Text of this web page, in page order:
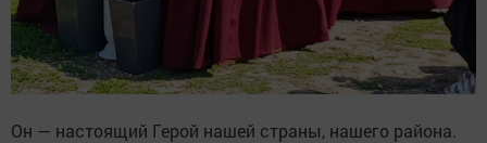
Он — настоящий Герой нашей страны, нашего района.